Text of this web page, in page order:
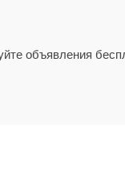
объявления